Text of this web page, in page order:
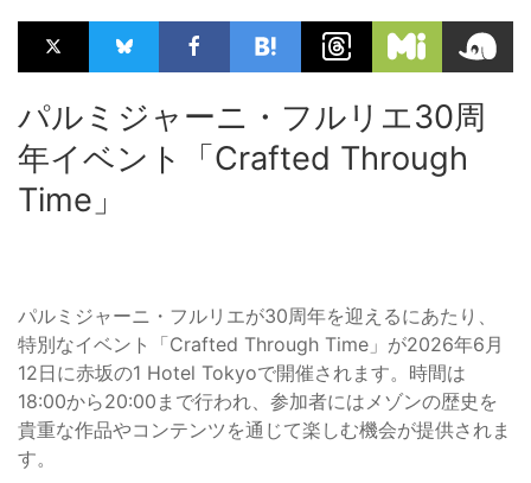
パルミジャーニ・フルリエ30周
年イベント「Crafted Through
Time」
パルミジャーニ・フルリエが30周年を迎えるにあたり、
特別なイベント「Crafted Through Time」が2026年6月
12日に赤坂の1 Hotel Tokyoで開催されます。時間は
18:00から20:00まで行われ、参加者にはメゾンの歴史を
貴重な作品やコンテンツを通じて楽しむ機会が提供されま
す。